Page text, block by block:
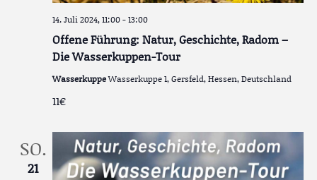
Offene Führung: Natur, Geschichte, Radom –
Die Wasserkuppen-Tour
14. Juli 2024, 11:00-13:00
WasserkuppeWasserkuppe 1, Gersfeld, Hessen, Deutschland
11€
SO.
21